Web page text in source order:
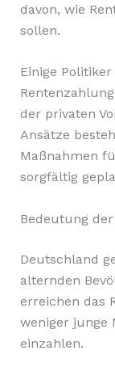
davon, wie
sollen.
Einige
der privaten
Ansätze
Maßnahmen
sorgfältig
Bedeutung
Deutschland
alternden
erreichen das
weniger junge
einzahlen.